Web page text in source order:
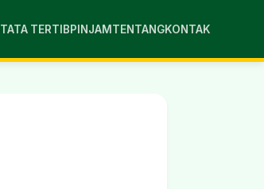
TATA TERTIBPINJAMTENTANGKONTAK